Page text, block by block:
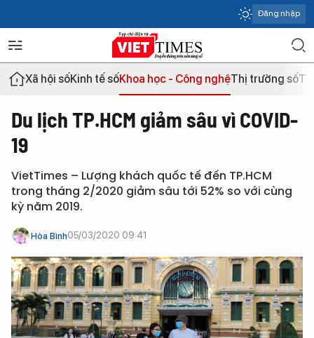
Đăng nhập
Xã hội sốKinh tế sốKhoa học - Công nghệThị trường số
Du lịch TP.HCM giảm sâu vì COVID-
19
VietTimes – Lượng khách quốc tế đến TP.HCM
trong tháng 2/2020 giảm sâu tới 52% so với cùng
kỳ năm 2019.
Hòa Bình05/03/2020 09:41